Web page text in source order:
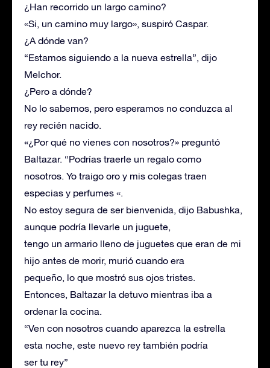
¿Han recorrido un largo camino?
«Si, un camino muy largo», suspiró Caspar.
¿A dónde van?
“Estamos siguiendo a la nueva estrella”, dijo
Melchor.
¿Pero a dónde?
No lo sabemos, pero esperamos no conduzca al
rey recién nacido.
«¿Por qué no vienes con nosotros?» preguntó
Baltazar. “Podrías traerle un regalo como
nosotros. Yo traigo oro y mis colegas traen
especias y perfumes «.
No estoy segura de ser bienvenida, dijo Babushka,
aunque podría llevarle un juguete,
tengo un armario lleno de juguetes que eran de mi
hijo antes de morir, murió cuando era
pequeño, lo que mostró sus ojos tristes.
Entonces, Baltazar la detuvo mientras iba a
ordenar la cocina.
“Ven con nosotros cuando aparezca la estrella
esta noche, este nuevo rey también podría
ser tu rey”